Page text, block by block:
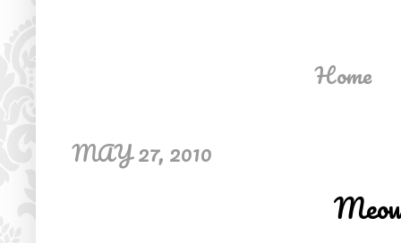
Home
MAY 27, 2010